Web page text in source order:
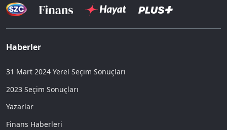
Haberler
31 Mart 2024 Yerel Seçim Sonuçları
2023 Seçim Sonuçları
Yazarlar
Finans Haberleri